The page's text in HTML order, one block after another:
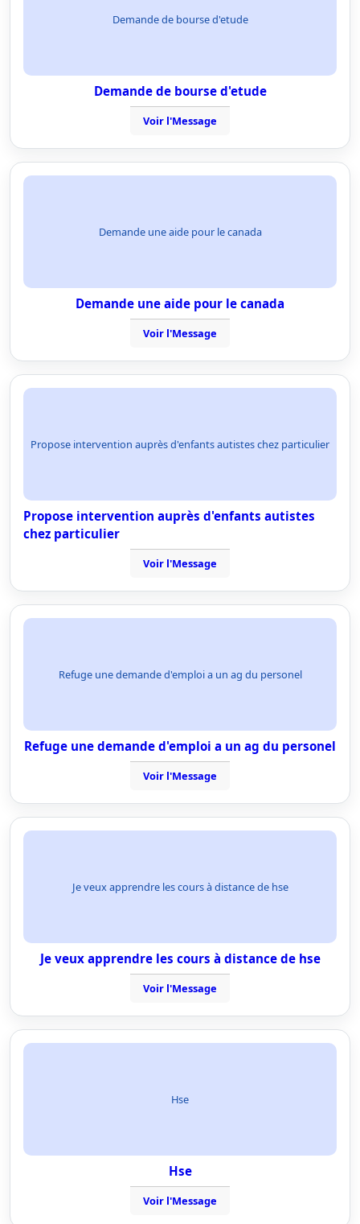
Demande de bourse d'etude
Demande de bourse d'etude
Voir l'Message
Demande une aide pour le canada
Demande une aide pour le canada
Voir l'Message
Propose intervention auprès d'enfants autistes chez particulier
Propose intervention auprès d'enfants autistes
chez particulier
Voir l'Message
Refuge une demande d'emploi a un ag du personel
Refuge une demande d'emploi a un ag du personel
Voir l'Message
Je veux apprendre les cours à distance de hse
Je veux apprendre les cours à distance de hse
Voir l'Message
Hse
Hse
Voir l'Message